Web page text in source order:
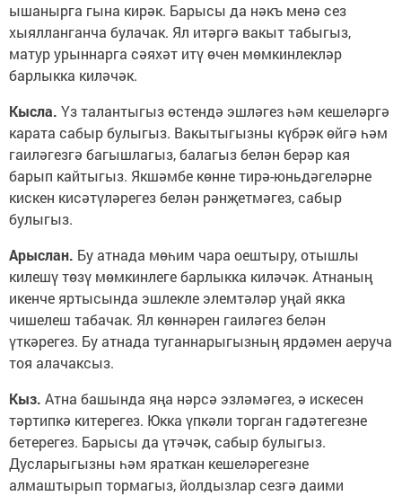
ышанырга гына кирәк. Барысы да нәкъ менә сез
хыялланганча булачак. Ял итәргә вакыт табыгыз,
матур урыннарга сәяхәт итү өчен мөмкинлекләр
барлыкка киләчәк.
Кысла. Үз талантыгыз өстендә эшләгез һәм кешеләргә
карата сабыр булыгыз. Вакытыгызны күбрәк өйгә һәм
гаиләгезгә багышлагыз, балагыз белән берәр кая
барып кайтыгыз. Якшәмбе көнне тирә-юньдәгеләрне
кискен кисәтүләрегез белән рәнҗетмәгез, сабыр
булыгыз.
Арыслан. Бу атнада мөһим чара оештыру, отышлы
килешү төзү мөмкинлеге барлыкка киләчәк. Атнаның
икенче яртысында эшлекле элемтәләр уңай якка
чишелеш табачак. Ял көннәрен гаиләгез белән
үткәрегез. Бу атнада туганнарыгызның ярдәмен аеруча
тоя алачаксыз.
Кыз. Атна башында яңа нәрсә эзләмәгез, ә искесен
тәртипкә китерегез. Юкка үпкәли торган гадәтегезне
бетерегез. Барысы да үтәчәк, сабыр булыгыз.
Дусларыгызны һәм яраткан кешеләрегезне
алмаштырып тормагыз, йолдызлар сезгә даими